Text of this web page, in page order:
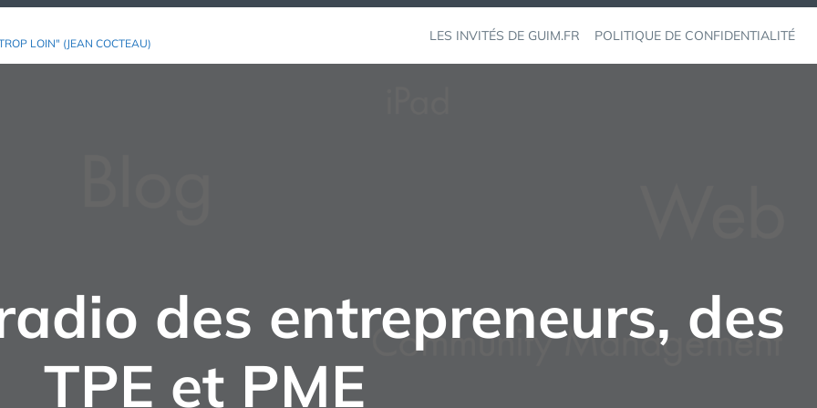
LOIN" (JEAN COCTEAU) LES INVITÉS DE GUIM.FR POLITIQUE DE CONFIDENTIALITÉ
des entrepreneurs, des
TPE et PME